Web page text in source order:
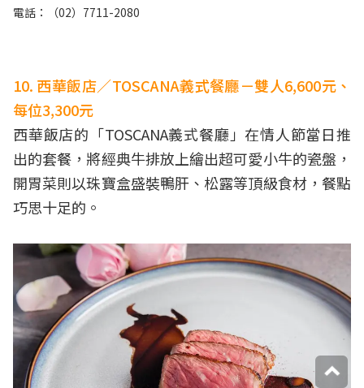
電話：（02）7711-2080
10. 西華飯店／TOSCANA義式餐廳－雙人6,600元、
每位3,300元
西華飯店的「TOSCANA義式餐廳」在情人節當日推
出的套餐，將經典牛排放上繪出超可愛小牛的瓷盤，
開胃菜則以珠寶盒盛裝鴨肝、松露等頂級食材，餐點
巧思十足的。